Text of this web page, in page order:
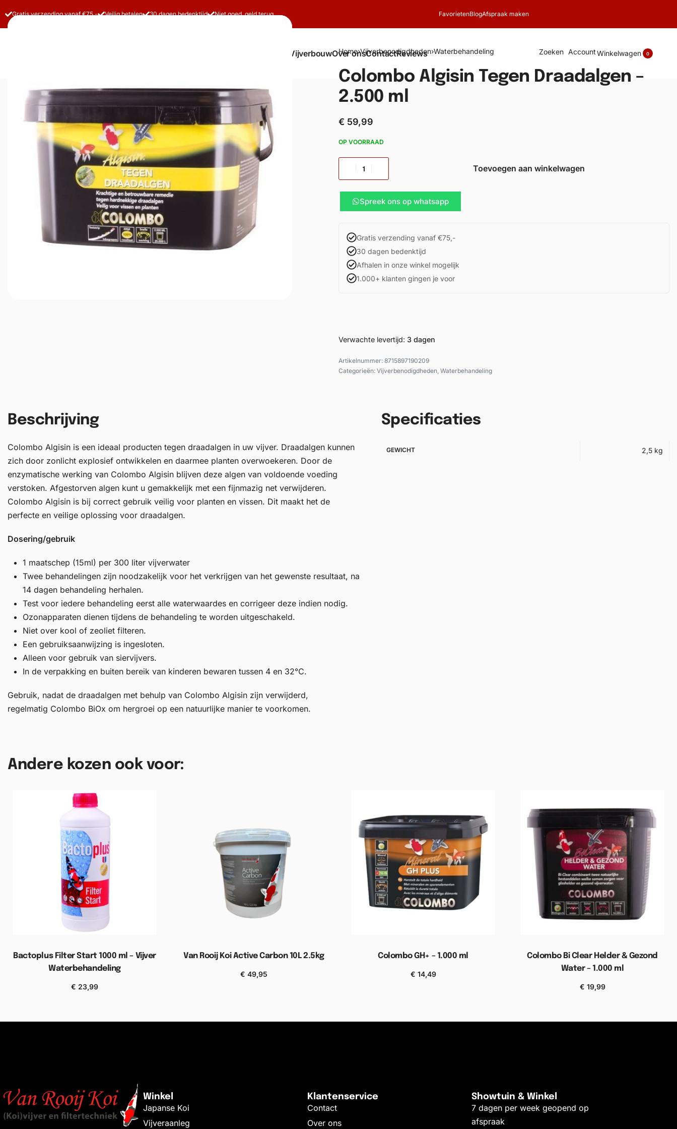
Gratis verzending vanaf €75,- Veilig betalen 30 dagen bedenktijd Niet goed, geld terug FavorietenBlogAfspraak maken
VijverbouwOver onsContactReviews Zoeken AccountWinkelwagen 0
Home›Vijverbenodigdheden›Waterbehandeling
Colombo Algisin Tegen Draadalgen –
2.500 ml
€ 59,99
OP VOORRAAD
Toevoegen aan winkelwagen
Spreek ons op whatsapp
Gratis verzending vanaf €75,-
30 dagen bedenktijd
Afhalen in onze winkel mogelijk
1.000+ klanten gingen je voor
Verwachte levertijd: 3 dagen
8715897190209
Categorieën: Vijverbenodigdheden Waterbehandeling
Beschrijving
Colombo Algisin is een ideaal producten tegen draadalgen in uw vijver. Draadalgen kunnen
zich door zonlicht explosief ontwikkelen en daarmee planten overwoekeren. Door de
enzymatische werking van Colombo Algisin blijven deze algen van voldoende voeding
verstoken. Afgestorven algen kunt u gemakkelijk met een fijnmazig net verwijderen.
Colombo Algisin is bij correct gebruik veilig voor planten en vissen. Dit maakt het de
perfecte en veilige oplossing voor draadalgen.
Dosering/gebruik
1 maatschep (15ml) per 300 liter vijverwater
Twee behandelingen zijn noodzakelijk voor het verkrijgen van het gewenste resultaat, na
14 dagen behandeling herhalen.
Test voor iedere behandeling eerst alle waterwaardes en corrigeer deze indien nodig.
Ozonapparaten dienen tijdens de behandeling te worden uitgeschakeld.
Niet over kool of zeoliet filteren.
Een gebruiksaanwijzing is ingesloten.
Alleen voor gebruik van siervijvers.
In de verpakking en buiten bereik van kinderen bewaren tussen 4 en 32°C.
Gebruik, nadat de draadalgen met behulp van Colombo Algisin zijn verwijderd,
regelmatig Colombo BiOx om hergroei op een natuurlijke manier te voorkomen.
Specificaties
GEWICHT 2,5 kg
Andere kozen ook voor:
Bactoplus Filter Start 1000 ml – Vijver
Waterbehandeling
€ 23,99
Van Rooij Koi Active Carbon 10L 2.5kg
€ 49,95
Colombo GH+ – 1.000 ml
€ 14,49
Colombo Bi Clear Helder & Gezond
Water – 1.000 ml
€ 19,99
Winkel
Japanse Koi
Vijveraanleg
Klantenservice
Contact
Over ons
Showtuin & Winkel
7 dagen per week geopend op
afspraak